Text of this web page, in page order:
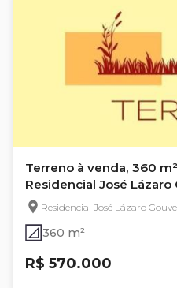
Terreno à venda, 360
Residencial José
Residencial José Lázaro
360 m²
R$ 570.000